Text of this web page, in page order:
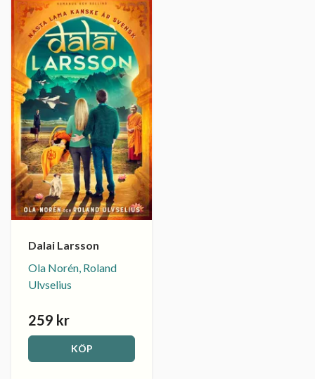
Dalai Larsson
Ola Norén, Roland
Ulvselius
259 kr
KÖP